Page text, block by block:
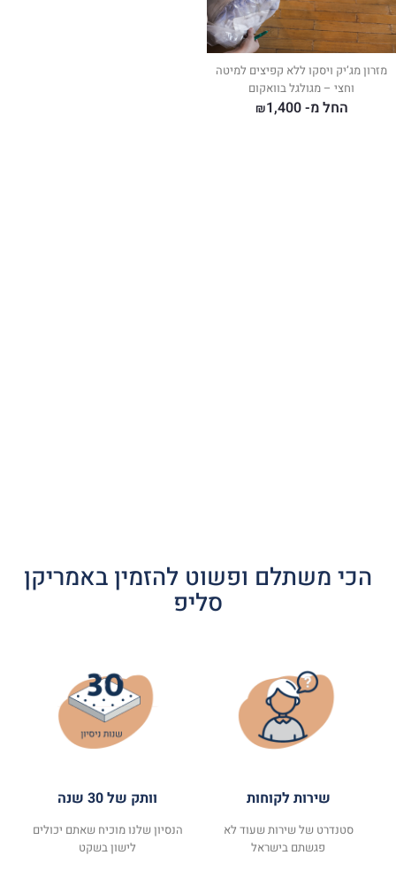
מזרון מג’יק ויסקו ללא קפיצים למיטה
וחצי – מגולגל בוואקום
החל מ- ₪1,400
הכי משתלם ופשוט להזמין באמריקן
סליפ
שירות לקוחות
סטנדרט של שירות שעוד לא
פגשתם בישראל
וותק של 30 שנה
הנסיון שלנו מוכיח שאתם יכולים
לישון בשקט